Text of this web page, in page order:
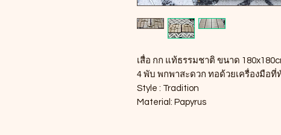
เสื่อ กก แท้ธรรมชาติ ขนาด
4 พับ พกพาสะดวก ทอด้วยเครื่องมือที่
Style : Tradition
Material: Papyrus